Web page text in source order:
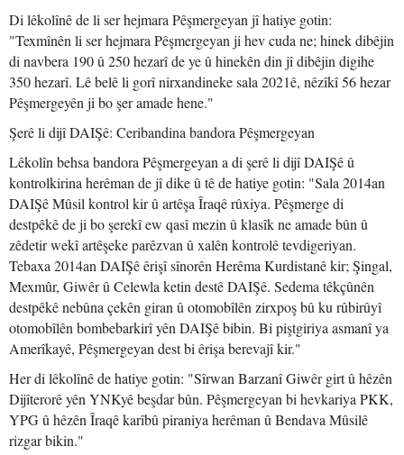
Di lêkolînê de li ser hejmara Pêşmergeyan jî hatiye gotin:
"Texmînên li ser hejmara Pêşmergeyan ji hev cuda ne; hinek dibêjin
di navbera 190 û 250 hezarî de ye û hinekên din jî dibêjin digihe
350 hezarî. Lê belê li gorî nirxandineke sala 2021ê, nêzîkî 56 hezar
Pêşmergeyên ji bo şer amade hene."
Şerê li dijî DAIŞê: Ceribandina bandora Pêşmergeyan
Lêkolîn behsa bandora Pêşmergeyan a di şerê li dijî DAIŞê û
kontrolkirina herêman de jî dike û tê de hatiye gotin: "Sala 2014an
DAIŞê Mûsil kontrol kir û artêşa Îraqê rûxiya. Pêşmerge di
destpêkê de ji bo şerekî ew qasî mezin û klasîk ne amade bûn û
zêdetir wekî artêşeke parêzvan û xalên kontrolê tevdigeriyan.
Tebaxa 2014an DAIŞê êrişî sînorên Herêma Kurdistanê kir; Şingal,
Mexmûr, Giwêr û Celewla ketin destê DAIŞê. Sedema têkçûnên
destpêkê nebûna çekên giran û otomobîlên zirxpoş bû ku rûbirûyî
otomobîlên bombebarkirî yên DAIŞê bibin. Bi piştgiriya asmanî ya
Amerîkayê, Pêşmergeyan dest bi êrişa berevajî kir."
Her di lêkolînê de hatiye gotin: "Sîrwan Barzanî Giwêr girt û hêzên
Dijîterorê yên YNKyê beşdar bûn. Pêşmergeyan bi hevkariya PKK,
YPG û hêzên Îraqê karîbû piraniya herêman û Bendava Mûsilê
rizgar bikin."